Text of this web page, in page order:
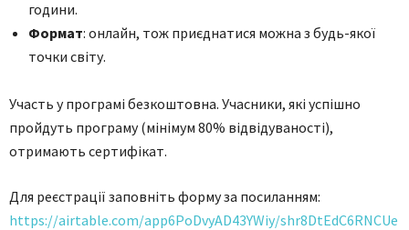
години.
Формат: онлайн, тож приєднатися можна з будь-якої
точки світу.
Участь у програмі безкоштовна. Учасники, які успішно
пройдуть програму (мінімум 80% відвідуваності),
отримають сертифікат.
Для реєстрації заповніть форму за посиланням:
https://airtable.com/app6PoDvyAD43YWiy/shr8DtEdC6RNCUe